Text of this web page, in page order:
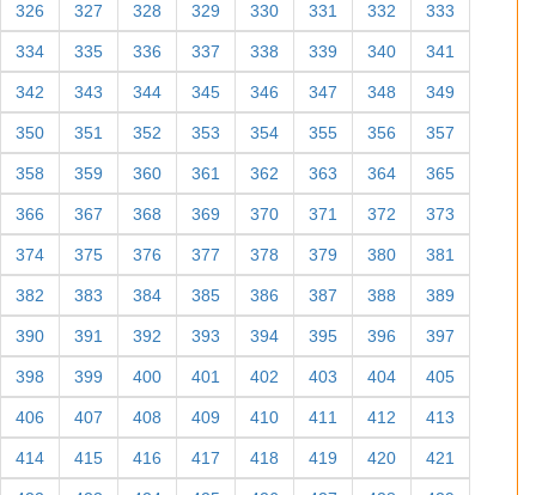
326 327 328 329 330 331 332 333
334 335 336 337 338 339 340 341
342 343 344 345 346 347 348 349
350 351 352 353 354 355 356 357
358 359 360 361 362 363 364 365
366 367 368 369 370 371 372 373
374 375 376 377 378 379 380 381
382 383 384 385 386 387 388 389
390 391 392 393 394 395 396 397
398 399 400 401 402 403 404 405
406 407 408 409 410 411 412 413
414 415 416 417 418 419 420 421